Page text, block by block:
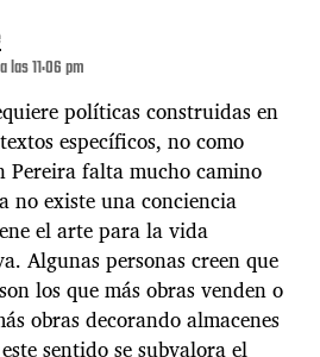
las 11:06 pm
políticas construidas en
específicos, no como
Pereira falta mucho camino
no existe una conciencia
el arte para la vida
Algunas personas creen que
los que más obras venden o
obras decorando almacenes
sentido se subvalora el